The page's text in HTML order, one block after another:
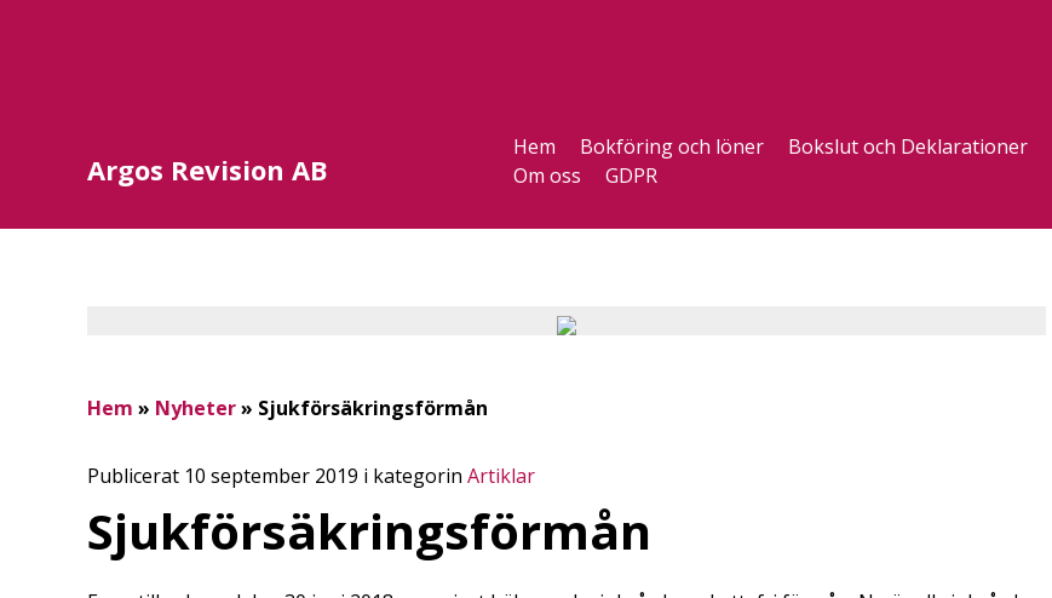
Argos Revision AB
Hem Bokföring och löner Bokslut och Deklarationer
Om oss
GDPR
Hem » Nyheter» Sjukförsäkringsförmån
Publicerat 10 september 2019 i kategorin Artiklar
Sjukförsäkringsförmån